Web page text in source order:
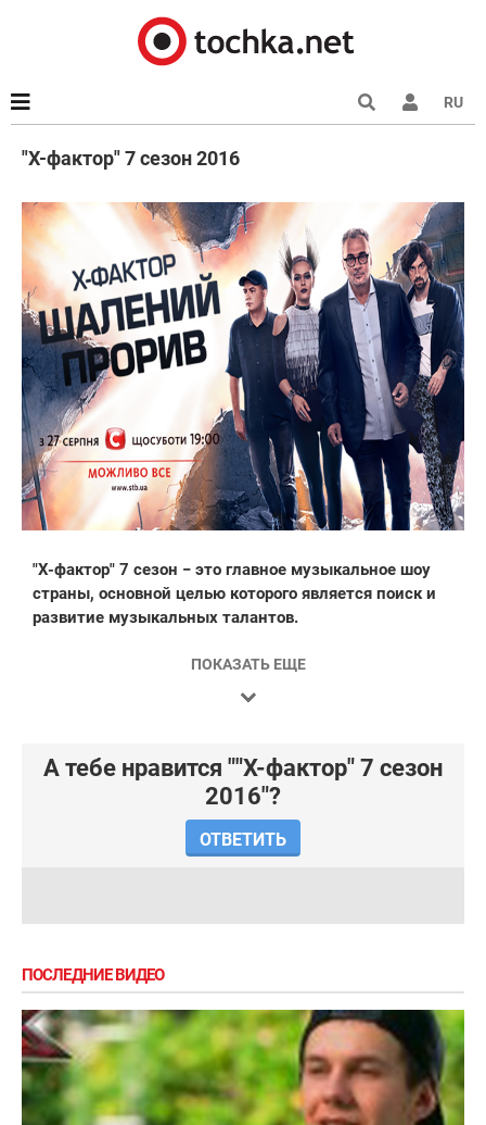
RU
"Х-фактор" 7 сезон 2016
"Х-фактор" 7 сезон − это главное музыкальное шоу
страны, основной целью которого является поиск и
развитие музыкальных талантов.
ПОКАЗАТЬ ЕЩЕ
A тебе нравится ""Х-фактор" 7 сезон
2016"?
ОТВЕТИТЬ
ПОСЛЕДНИЕ ВИДЕО